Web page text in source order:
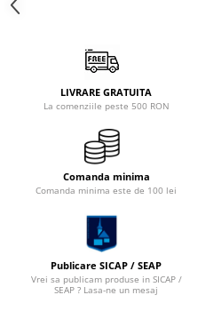
LIVRARE GRATUITA
La comenziile peste 500 RON
Comanda minima
Comanda minima este de 100 lei
Publicare SICAP / SEAP
Vrei sa publicam produse in SICAP /
SEAP ? Lasa-ne un mesaj